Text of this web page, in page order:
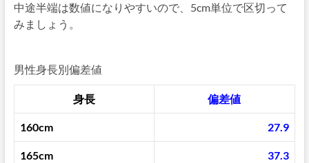
中途半端は数値になりやすいので、5cm単位で区切って
みましょう。
男性身長別偏差値
身長 偏差値
160cm 27.9
165cm 37.3